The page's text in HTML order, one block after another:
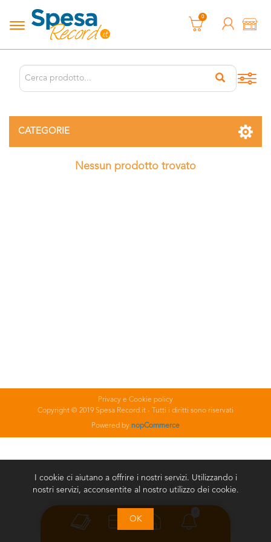
0
CATEGORIE
Nessun prodotto trovato
Privacy e Cookie policy
Copyright © 2019 Spesa Record.it - Tutti i diritti sono riservati
Powered by nopCommerce
I cookie ci aiutano a offrire i nostri servizi. Utilizzando i
nostri servizi, acconsentite al nostro utilizzo dei cookie.
OK